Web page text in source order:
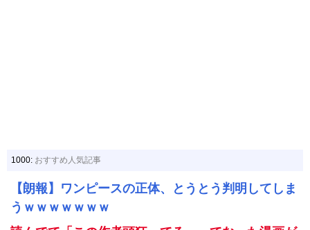
1000: おすすめ人気記事
【朗報】ワンピースの正体、とうとう判明してしま
うｗｗｗｗｗｗｗ